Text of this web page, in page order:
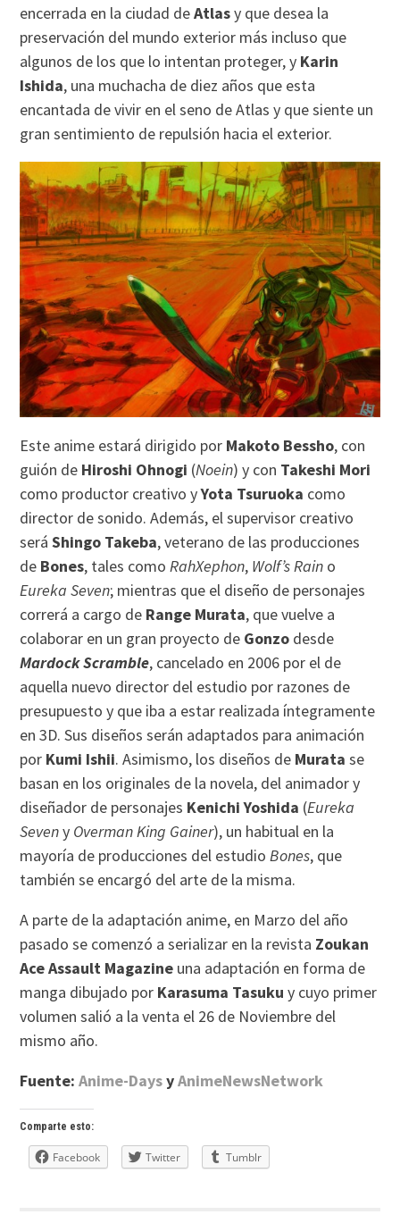
encerrada en la ciudad deAtlasy que desea la
preservación del mundo exterior más incluso que
algunos de los que lo intentan proteger, y Karin
Ishida, una muchacha de diez años que esta
encantada de vivir en el seno de Atlas y que siente un
gran sentimiento de repulsión hacia el exterior.
Este anime estará dirigido por Makoto Bessho, con
guión de Hiroshi Ohnogi (Noein) y con Takeshi Mori
como productor creativo yYota Tsuruoka como
director de sonido. Además, el supervisor creativo
seráShingo Takeba, veterano de las producciones
de Bones, tales comoRahXephon, Wolf’s Rain o
Eureka Seven; mientras que el diseño de personajes
correrá a cargo de Range Murata, que vuelve a
colaborar en un gran proyecto de Gonzo desde
Mardock Scramble, cancelado en 2006 por el de
aquella nuevo director del estudio por razones de
presupuesto y que iba a estar realizada íntegramente
en 3D. Sus diseños serán adaptados para animación
por Kumi Ishii. Asimismo, los diseños de Murata se
basan en los originales de la novela, del animador y
diseñador de personajes Kenichi Yoshida (Eureka
Seveny Overman King Gainer), un habitual en la
mayoría de producciones del estudioBones, que
también se encargó del arte de la misma.
A parte de la adaptación anime, en Marzo del año
pasado se comenzó a serializar en la revista Zoukan
Ace Assault Magazine una adaptación en forma de
manga dibujado por Karasuma Tasuku y cuyo primer
volumen salió a la venta el 26 de Noviembre del
mismo año.
Fuente:Anime-DaysyAnimeNewsNetwork
Comparte esto:
Facebook Twitter Tumblr